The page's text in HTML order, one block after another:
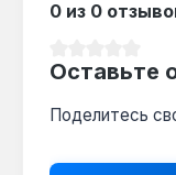
0 из 0
Оставьте
Поделитесь